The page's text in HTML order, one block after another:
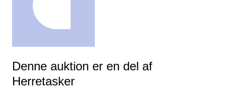
Denne auktion er en del af
Herretasker